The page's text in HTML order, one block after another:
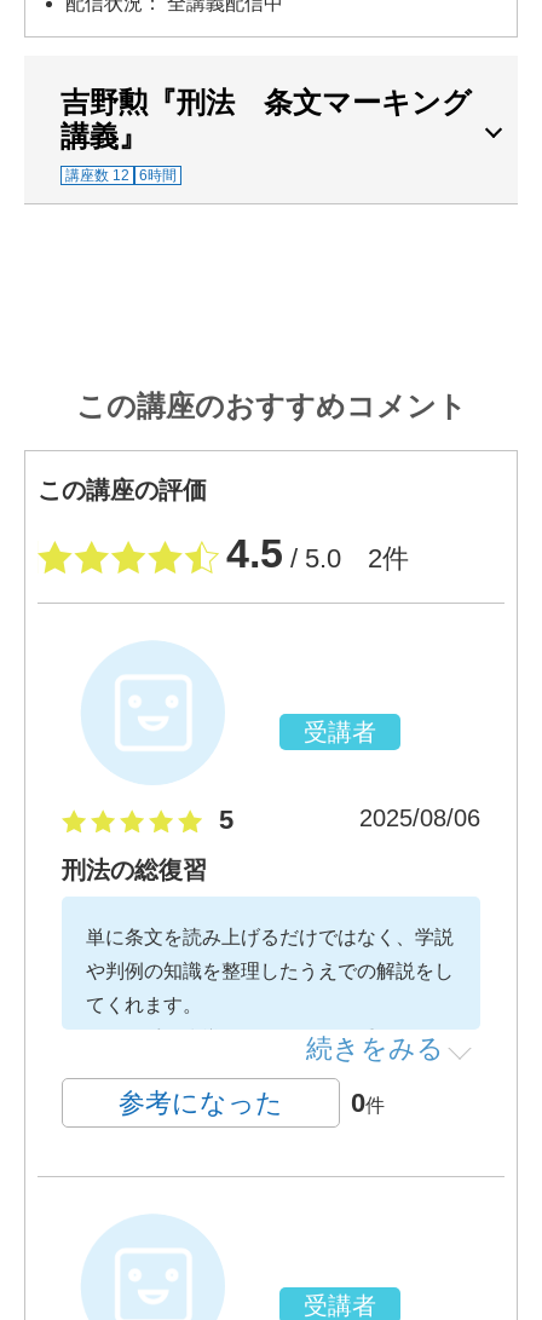
吉野勲『刑法 条文マーキング
講義』
講座数 12 6時間
この講座のおすすめコメント
この講座の評価
4.5 / 5.0 2件
受講者
2025/08/06
5
刑法の総復習
単に条文を読み上げるだけではなく、学説
や判例の知識を整理したうえでの解説をし
てくれます。
長年の受験指導経験を経て積み重ねられた
ることがある事柄については、長めに解説
刑法の総復習としておすすめできます。
続きをみる
参考になった
0件
受講者